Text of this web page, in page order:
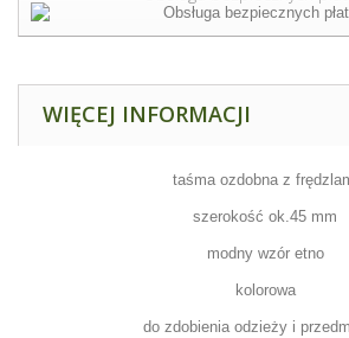
WIĘCEJ INFORMACJI
taśma ozdobna z
szerokość ok.45 mm
modny wzór etno
kolorowa
do zdobienia odzieży i